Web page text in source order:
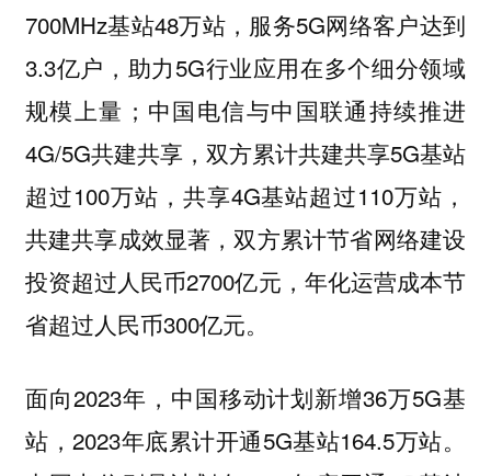
700MHz基站48万站，服务5G网络客户达到
3.3亿户，助力5G行业应用在多个细分领域
规模上量；中国电信与中国联通持续推进
4G/5G共建共享，双方累计共建共享5G基站
超过100万站，共享4G基站超过110万站，
共建共享成效显著，双方累计节省网络建设
投资超过人民币2700亿元，年化运营成本节
省超过人民币300亿元。
面向2023年，中国移动计划新增36万5G基
站，2023年底累计开通5G基站164.5万站。